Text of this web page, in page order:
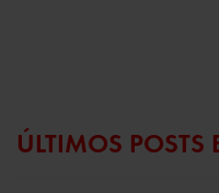
ÚLTIMOS POSTS